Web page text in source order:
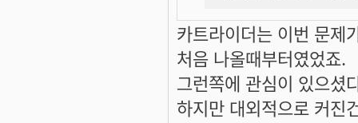
카트라이더는 이번 문제
처음 나올때부터였었죠.
그런쪽에 관심이 있으셨
하지만 대외적으로 커진